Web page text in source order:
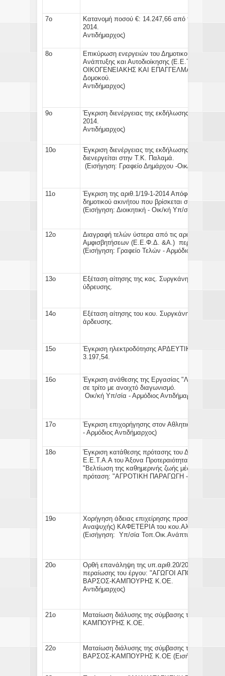
7ο Κατανομή ποσού €: 14.247,66 από τους Κ.Α.Π.
Αντιδήμαρχος)
8ο Επικύρωση ενεργειών του Δημοτικού Ταμία για
Ανάπτυξης και Αυτοδιοίκησης (Ε.Ε.Τ.Α.Α)
ΟΙΚΟΓΕΝΕΙΑΚΗΣ ΚΑΙ ΕΠΑΓΓΕΛΜΑΤΙΚΗΣ ΖΩΗΣ"
Δομοκού.
Αντιδήμαρχος)
9ο Έγκριση διενέργειας της εκδήλωσης - διάθεση
Αντιδήμαρχος)
10ο Έγκριση διενέργειας της εκδήλωσης - διάθεση
(Εισήγηση: Γραφείο Δημάρχου -Οικ/κή Υπ/σία -
11ο
Έγκριση της αριθ.1/19-1-2014 Απόφασης της
δημοτικού ακινήτου που
(Εισήγηση: Διοικητική - Οικ/κή Υπ/σία -
12ο Διαγραφή τελών ύστερα από τις αριθ: 4 & 5/
Αμφισβητήσεων (Ε.Ε.Φ.Δ. &Α.) περί
(Εισήγηση: Γραφείο Τελών - Αρμόδιος
13ο Εξέταση αίτησης της κας. Συργκάνη Νίκης
ύδρευσης.
14ο Εξέταση αίτησης του κου. Συργκάνη Χρήστου
άρδευσης.
15ο Έγκριση ηλεκτροδότησης ΑΡΔΕΥΤΙΚΟΥ
16ο Έγκριση ανάθεσης της Εργασίας "Λειτουργία
σε τρίτο με
Οικ/κή Υπ/σία - Αρμόδιος Αντιδήμαρχος)
17ο Έγκριση επιχορήγησης στον Αθλητικό
- Αρμόδιος Αντιδήμαρχος)
18ο Έγκριση κατάθεσης πρότασης του Δήμου
Ε.Ε.Τ.Α.Α του Άξονα Προτεραιότητας 2 του
"Βελτίωση της καθημερινής ζωής μέσω ΤΠΕ -
πρόταση: "ΑΓΡΟΤΙΚΗ ΠΑΡΑΓΩΓΗ -
19ο Χορήγηση άδειας επιχείρησης προσφοράς
Αναψυχής) ΚΑΦΕΤΕΡΙΑ του
(Εισήγηση: Υπ/σία Τοπ.Οικ.Ανάπτυξης-
20ο Ορθή επανάληψη της υπ.αριθ.20/2013
περαίωσης του έργου: "ΑΓΩΓΟΙ ΑΠΟΡΡΟΗΣ
ΒΑΡΣΟΣ-
Αντιδήμαρχος)
21ο Ματαίωση διάλυσης της σύμβασης του έργου
ΚΑΜΠΟΥΡΗΣ
22ο Ματαίωση διάλυσης της σύμβασης του έργου
ΒΑΡΣΟΣ-ΚΑΜΠΟΥΡΗΣ Κ.ΟΕ (Εισήγηση: